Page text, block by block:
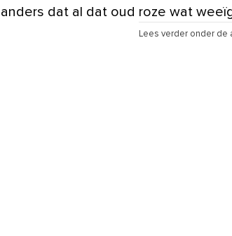
anders dat al dat oud roze wat
Lees verder onder de